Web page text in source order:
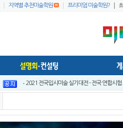
| 지역별 추천미술학원 | 프리미엄 미술학원? |
2021 전국입시미술 실기대전 - 전국 연합시험
2021 전국입시미술실기대전 [입시반, 예비
2023 홍대지구 연합시험1
미대입시닷컴 프리미엄 회원 가이드1 - 포스팅